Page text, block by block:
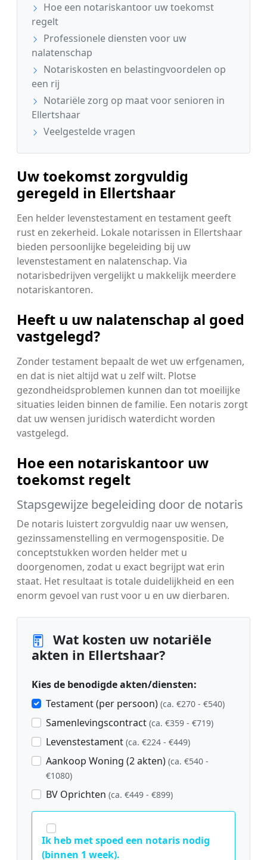
Hoe een notariskantoor uw toekomst
regelt
Professionele diensten voor uw
nalatenschap
Notariskosten en belastingvoordelen op
een rij
Notariële zorg op maat voor senioren in
Ellertshaar
Veelgestelde vragen
Uw toekomst zorgvuldig
geregeld in Ellertshaar
Een helder levenstestament en testament geeft
rust en zekerheid. Lokale notarissen in Ellertshaar
bieden persoonlijke begeleiding bij uw
levenstestament en nalatenschap. Via
notarisbedrijven vergelijkt u makkelijk meerdere
notariskantoren.
Heeft u uw nalatenschap al goed
vastgelegd?
Zonder testament bepaalt de wet uw erfgenamen,
en dat is niet altijd wat u zelf wilt. Plotse
gezondheidsproblemen kunnen dan tot moeilijke
situaties leiden binnen de familie. Een notaris zorgt
dat uw wensen juridisch waterdicht worden
vastgelegd.
Hoe een notariskantoor uw
toekomst regelt
Stapsgewijze begeleiding door de notaris
De notaris luistert zorgvuldig naar uw wensen,
gezinssamenstelling en vermogenspositie. De
conceptstukken worden helder met u
doorgenomen, zodat u exact begrijpt wat erin
staat. Het resultaat is totale duidelijkheid en een
enorm gevoel van rust voor u en uw dierbaren.
Wat kosten uw notariële
akten in Ellertshaar?
Kies de benodigde akten/diensten:
Testament (per persoon) (ca. €270 - €540)
Samenlevingscontract (ca. €359 - €719)
Levenstestament (ca. €224 - €449)
Aankoop Woning (2 akten) (ca. €540 -
€1080)
BV Oprichten (ca. €449 - €899)
Ik heb met spoed een notaris nodig
(binnen 1 week).